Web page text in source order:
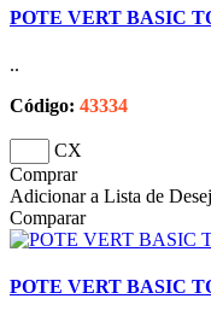
POTE VERT BASIC
..
Código: 43334
CX
Comprar
Adicionar a Lista de
Comparar
POTE VERT BASIC